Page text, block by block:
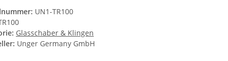
UN1-TR100
Glasschaber & Klingen
Unger Germany GmbH